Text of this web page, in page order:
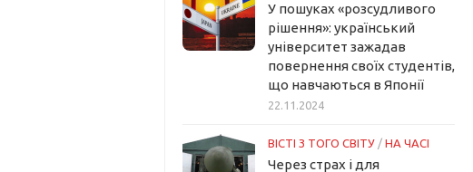
У пошуках «розсудливого
рішення»: український
університет зажадав
повернення своїх студентів,
що навчаються в Японії
22.11.2024
ВІСТІ З ТОГО СВІТУ / НА ЧАСІ
Через страх і для